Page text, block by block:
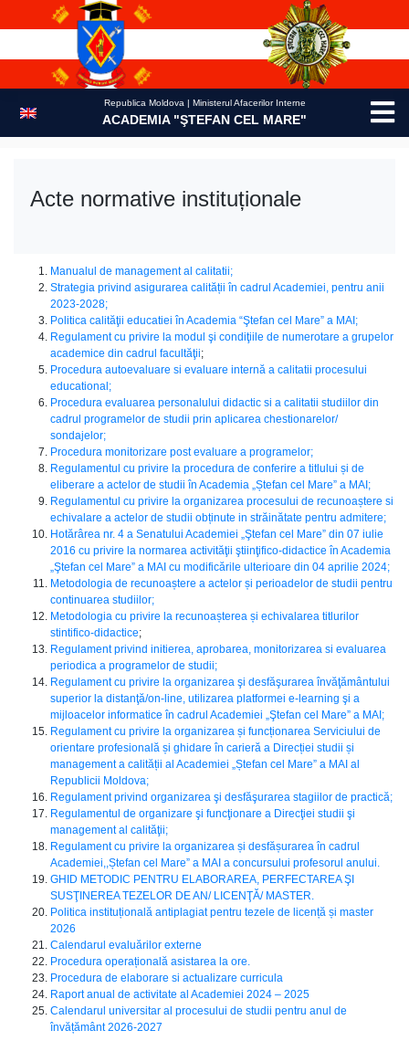
Republica Moldova | Ministerul Afacerilor Interne
ACADEMIA "ŞTEFAN CEL MARE"
Acte normative instituționale
Manualul de management al calitatii;
Strategia privind asigurarea calității în cadrul Academiei, pentru anii
2023-2028;
Politica calităţii educatiei în Academia “Ştefan cel Mare” a MAI;
Regulament cu privire la modul şi condiţiile de numerotare a grupelor
academice din cadrul facultăţii;
Procedura autoevaluare si evaluare internă a calitatii procesului
educational;
Procedura evaluarea personalului didactic si a calitatii studiilor din
cadrul programelor de studii prin aplicarea chestionarelor/
sondajelor;
Procedura monitorizare post evaluare a programelor;
Regulamentul cu privire la procedura de conferire a titlului și de
eliberare a actelor de studii în Academia „Ștefan cel Mare” a MAI;
Regulamentul cu privire la organizarea procesului de recunoaștere si
echivalare a actelor de studii obținute in străinătate pentru admitere;
Hotărârea nr. 4 a Senatului Academiei „Ştefan cel Mare” din 07 iulie
2016 cu privire la normarea activităţii ştiinţifico-didactice în Academia
„Ştefan cel Mare” a MAI cu modificările ulterioare din 04 aprilie 2024;
Metodologia de recunoaștere a actelor și perioadelor de studii pentru
continuarea studiilor;
Metodologia cu privire la recunoașterea și echivalarea titlurilor
stintifico-didactice;
Regulament privind initierea, aprobarea, monitorizarea si evaluarea
periodica a programelor de studii;
Regulament cu privire la organizarea şi desfăşurarea învăţământului
superior la distanţă/on-line, utilizarea platformei e-learning şi a
mijloacelor informatice în cadrul Academiei „Ştefan cel Mare” a MAI;
Regulament cu privire la organizarea și funcționarea Serviciului de
orientare profesională și ghidare în carieră a Direcției studii și
management a calității al Academiei „Ștefan cel Mare” a MAI al
Republicii Moldova;
Regulament privind organizarea şi desfăşurarea stagiilor de practică;
Regulamentul de organizare şi funcţionare a Direcţiei studii şi
management al calităţii;
Regulament сu privire la organizarea și desfășurarea în cadrul
Academiei,,Ștefan cel Mare” а MAI а соnсursului profesorul аnului.
GHID METODIC PENTRU ELABORAREA, PERFECTAREA ŞI
SUSŢINEREA TEZELOR DE AN/ LICENŢĂ/ MASTER.
Politica instituțională antiplagiat pentru tezele de licență și master
2026
Calendarul evaluărilor externe
Procedura operațională asistarea la ore.
Procedura de elaborare si actualizare curricula
Raport anual de activitate al Academiei 2024 – 2025
Calendarul universitar al procesului de studii pentru anul de
învățământ 2026-2027